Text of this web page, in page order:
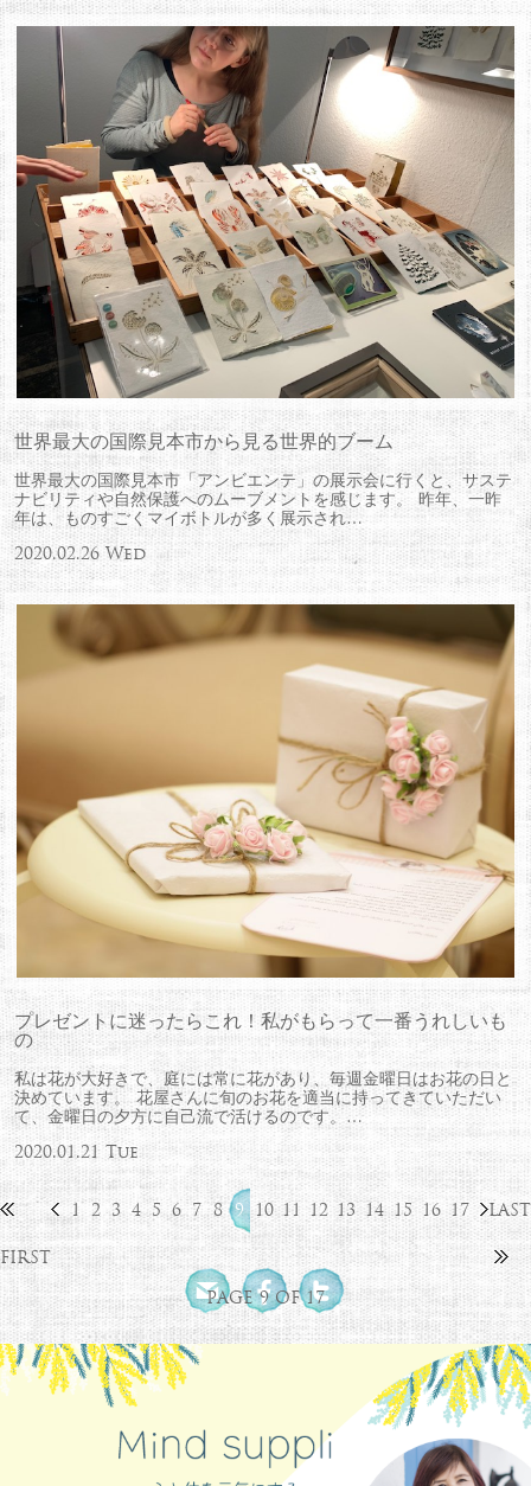
世界最大の国際見本市から見る世界的ブーム
世界最大の国際見本市「アンビエンテ」の展示会に行くと、サステ
ナビリティや自然保護へのムーブメントを感じます。 昨年、一昨
年は、ものすごくマイボトルが多く展示され…
2020.02.26 Wed
プレゼントに迷ったらこれ！私がもらって一番うれしいも
の
私は花が大好きで、庭には常に花があり、毎週金曜日はお花の日と
決めています。 花屋さんに旬のお花を適当に持ってきていただい
て、金曜日の夕方に自己流で活けるのです。…
2020.01.21 Tue
FIRST
1 2 3 4 5 6 7 8 9 10 11 12 13 14 15 16 17 LAST
PAGE 9 OF 17